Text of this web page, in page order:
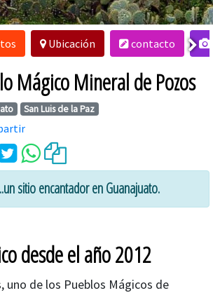
Ubicación contacto
Mágico Mineral de Pozos
San Luis de la Paz
sitio encantador en Guanajuato.
desde el año 2012
uno de los Pueblos Mágicos de